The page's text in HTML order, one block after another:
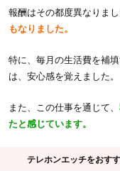
報酬はその都度異なりま
もなりました。
特に、毎月の生活費を補
は、安心感を覚えました。
また、この仕事を通じて、
たと感じています。
テレホンエッチをおす